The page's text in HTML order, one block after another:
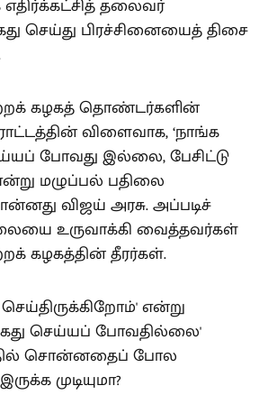
தலைவர்
செய்து பிரச்சினையைத் திசை
கழகத் தொண்டர்களின்
விளைவாக, ‘நாங்க
போவது இல்லை, பேசிட்டு
மழுப்பல் பதிலை
விஜய் அரசு. அப்படிச்
உருவாக்கி வைத்தவர்கள்
கழகத்தின் தீரர்கள்.
என்று
செய்யப் போவதில்லை'
சொன்னதைப் போல
முடியுமா?